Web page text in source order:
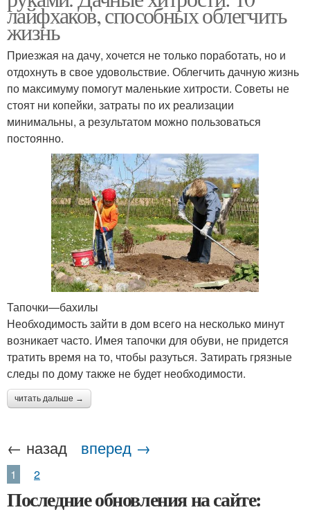
лайфхаков, способных облегчить
жизнь
Приезжая на дачу, хочется не только поработать, но и
отдохнуть в свое удовольствие. Облегчить дачную жизнь
по максимуму помогут маленькие хитрости. Советы не
стоят ни копейки, затраты по их реализации
минимальны, а результатом можно пользоваться
постоянно.
Тапочки—бахилы
Необходимость зайти в дом всего на несколько минут
возникает часто. Имея тапочки для обуви, не придется
тратить время на то, чтобы разуться. Затирать грязные
следы по дому также не будет необходимости.
читать дальше →
← назад вперед →
1 2
Последние обновления на сайте: